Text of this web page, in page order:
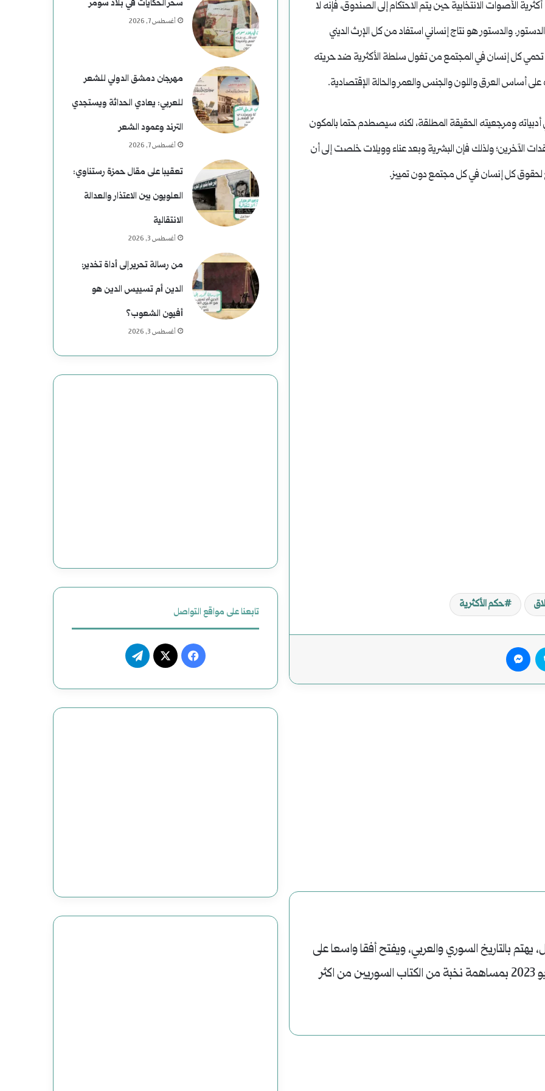
الأصوات الانتخابية حين يتم الاحتكام إلى الصندوق، فإنه لا
والدستور هو نتاج إنساني استفاد من كل الإرث الديني
تحمي كل إنسان في المجتمع من تغول سلطة الأكثرية ضد حريته
أساس العرق واللون والجنس والعمر والحالة الإقتصادية.
ومرجعيته الحقيقة المطلقة، لكنه سيصطدم حتما بالمكون
الآخرين؛ ولذلك فإن البشرية وبعد عناء وويلات خلصت إلى أن
لحقوق كل إنسان في كل مجتمع دون تمييز.
حكم الأكثرية
سكايب
بالتاريخ السوري والعربي، ويفتح أفقا واسعا على
الراهن. انطلقت في تموز/يوليو 2023 بمساهمة نخبة من الكتاب السوريين من اكثر
سحر الحكايات في بلاد سومر
أغسطس 7, 2026
مهرجان دمشق الدولي للشعر
للعربي: يعادي الحداثة ويستجدي
الترند وعمود الشعر
أغسطس 7, 2026
تعقيبا على مقال حمزة رستناوي:
العلويون بين الاعتذار والعدالة
الانتقالية
أغسطس 3, 2026
من رسالة تحرير إلى أداة تخدير:
الدين أم تسييس الدين هو
أفيون الشعوب؟
أغسطس 3, 2026
تابعنا على مواقع التواصل
فيسبوك
‫X تيلقرام